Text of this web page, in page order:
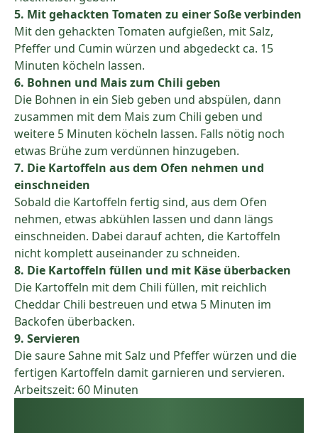
5. Mit gehackten Tomaten zu einer Soße verbinden
Mit den gehackten Tomaten aufgießen, mit Salz,
Pfeffer und Cumin würzen und abgedeckt ca. 15
Minuten köcheln lassen.
6. Bohnen und Mais zum Chili geben
Die Bohnen in ein Sieb geben und abspülen, dann
zusammen mit dem Mais zum Chili geben und
weitere 5 Minuten köcheln lassen. Falls nötig noch
etwas Brühe zum verdünnen hinzugeben.
7. Die Kartoffeln aus dem Ofen nehmen und
einschneiden
Sobald die Kartoffeln fertig sind, aus dem Ofen
nehmen, etwas abkühlen lassen und dann längs
einschneiden. Dabei darauf achten, die Kartoffeln
nicht komplett auseinander zu schneiden.
8. Die Kartoffeln füllen und mit Käse überbacken
Die Kartoffeln mit dem Chili füllen, mit reichlich
Cheddar Chili bestreuen und etwa 5 Minuten im
Backofen überbacken.
9. Servieren
Die saure Sahne mit Salz und Pfeffer würzen und die
fertigen Kartoffeln damit garnieren und servieren.
Arbeitszeit: 60 Minuten